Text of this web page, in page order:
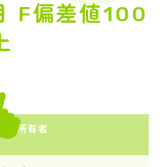
F偏差値100
所有者